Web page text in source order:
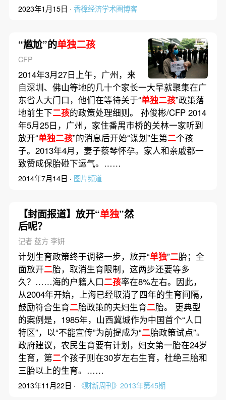
2023年1月15日 · 香樟经济学术圈博客
“尴尬”的单独二孩
CFP
2014年3月27日上午，广州，来
自深圳、佛山等地的几十个家长一大早就聚集在广
东省人大门口，他们在等待关于“单独二孩”政策落
地前生下二孩的政策处理细则。 孙俊彬/CFP 2014
年5月25日，广州，家住番禺市桥的关林一家听到
放开“单独二孩”的消息后开始“谋划”生第二个孩
子。2013年4月，妻子蔡琴怀孕。家人和亲戚都一
致赞成保胎碰下运气。……
2014年7月14日 · 图片频道
【封面报道】放开“单独”然
后呢？
记者 蓝方 李妍
计划生育政策终于调整一步，放开“单独”二胎；全
面放开二胎，取消生育限制，这两步还要等多
久？……海的户籍人口二孩率在8%左右。因此，
从2004年开始，上海已经取消了四年的生育间隔，
鼓励符合生育二胎政策的夫妇生育二胎。 更典型
的案例是，1985年，山西冀城作为中国首个“人口
特区”，以“不能宣传”为前提成为“二胎政策试点”。
政府建议，农民生育要有计划，妇女第一胎在24岁
生育，第二个孩子则在30岁左右生育，杜绝三胎和
三胎以上的生育。……
2013年11月22日 · 《财新周刊》2013年第45期